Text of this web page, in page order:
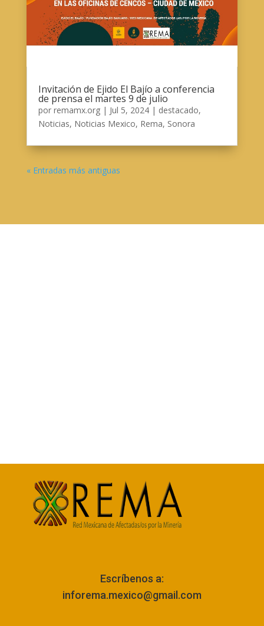
Invitación de Ejido El Bajío a conferencia
de prensa el martes 9 de julio
por remamx.org| Jul 5, 2024| destacado,
Noticias, Noticias Mexico, Rema, Sonora
« Entradas más antiguas
Escríbenos a:
inforema.mexico@gmail.com